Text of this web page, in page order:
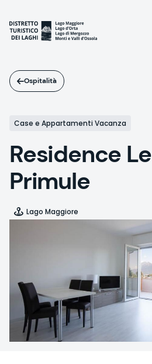
contenuto
principale
Ospitalità
Case e Appartamenti Vacanza
Residence Le
Primule
Lago Maggiore